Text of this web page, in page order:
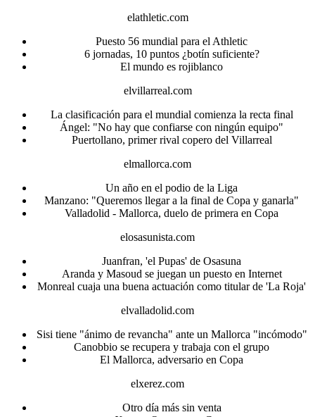
elathletic.com
Puesto 56 mundial para el Athletic
6 jornadas, 10 puntos ¿botín suficiente?
El mundo es rojiblanco
elvillarreal.com
La clasificación para el mundial comienza la recta final
Ángel: "No hay que confiarse con ningún equipo"
Puertollano, primer rival copero del Villarreal
elmallorca.com
Un año en el podio de la Liga
Manzano: "Queremos llegar a la final de Copa y ganarla"
Valladolid - Mallorca, duelo de primera en Copa
elosasunista.com
Juanfran, 'el Pupas' de Osasuna
Aranda y Masoud se juegan un puesto en Internet
Monreal cuaja una buena actuación como titular de 'La Roja'
elvalladolid.com
Sisi tiene "ánimo de revancha" ante un Mallorca "incómodo"
Canobbio se recupera y trabaja con el grupo
El Mallorca, adversario en Copa
elxerez.com
Otro día más sin venta